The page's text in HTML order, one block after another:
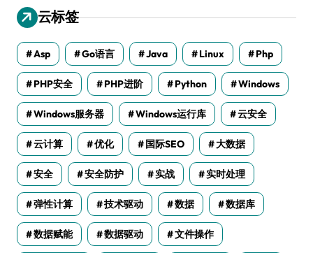
云标签
Asp Go语言 Java Linux Php
PHP安全 PHP进阶 Python Windows
Windows服务器 Windows运行库 云安全
云计算 优化 国际SEO 大数据
安全 安全防护 实战 实时处理
弹性计算 技术驱动 数据 数据库
数据赋能 数据驱动 文件操作